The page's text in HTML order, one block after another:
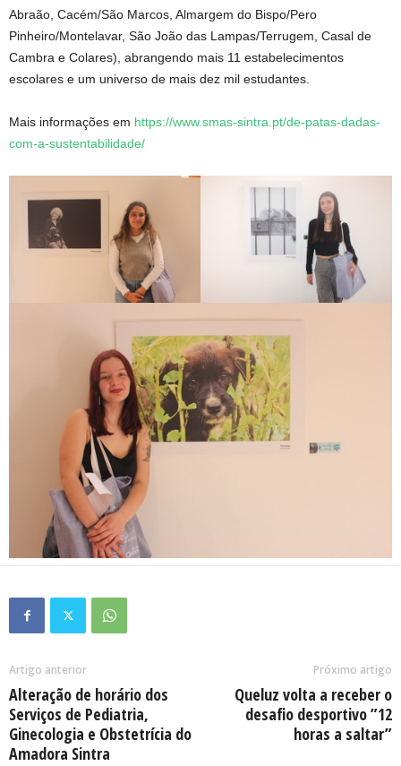
Abraão, Cacém/São Marcos, Almargem do Bispo/Pero
Pinheiro/Montelavar, São João das Lampas/Terrugem, Casal de
Cambra e Colares), abrangendo mais 11 estabelecimentos
escolares e um universo de mais dez mil estudantes.
Mais informações em https://www.smas-sintra.pt/de-patas-dadas-
com-a-sustentabilidade/
Artigo anterior
Alteração de horário dos
Serviços de Pediatria,
Ginecologia e Obstetrícia do
Amadora Sintra
Próximo artigo
Queluz volta a receber o
desafio desportivo ”12
horas a saltar”